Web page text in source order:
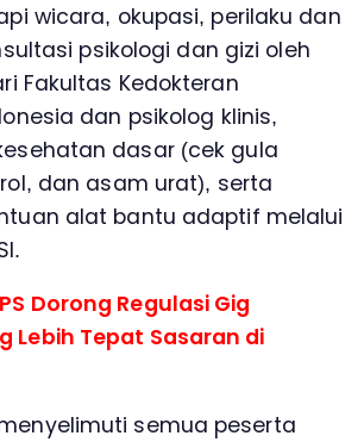
wicara, okupasi, perilaku dan
psikologi dan gizi oleh
Fakultas Kedokteran
dan psikolog klinis,
dasar (cek gula
dan asam urat), serta
alat bantu adaptif melalui
Dorong Regulasi Gig
Lebih Tepat Sasaran di
semua peserta